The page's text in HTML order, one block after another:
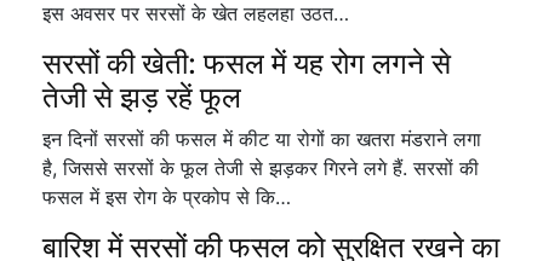
इस अवसर पर सरसों के खेत लहलहा उठत…
सरसों की खेती: फसल में यह रोग लगने से
तेजी से झड़ रहें फूल
इन दिनों सरसों की फसल में कीट या रोगों का खतरा मंडराने लगा
है, जिससे सरसों के फूल तेजी से झड़कर गिरने लगे हैं. सरसों की
फसल में इस रोग के प्रकोप से कि…
बारिश में सरसों की फसल को सुरक्षित रखने का